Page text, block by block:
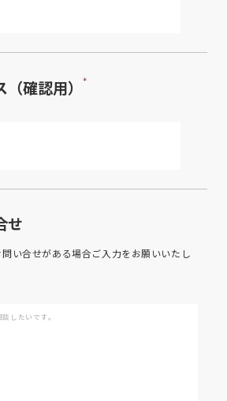
確認用） ＊
せ
問い合せがある場合ご入力をお願いいたし